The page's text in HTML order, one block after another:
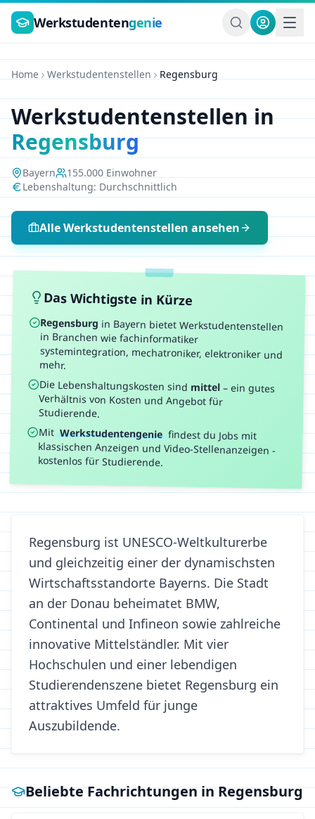
Zum Hauptinhalt springen
Werkstudentengenie
Home Werkstudentenstellen Regensburg
Werkstudentenstellen in
Regensburg
Bayern 155.000 Einwohner
Lebenshaltung: Durchschnittlich
Alle Werkstudentenstellen ansehen
Das Wichtigste in Kürze
Regensburg in Bayern bietet Werkstudentenstellen
in Branchen wiefachinformatiker
systemintegration, mechatroniker, elektronikerund
mehr.
Die Lebenshaltungskosten sind mittel– ein gutes
Verhältnis von Kosten und Angebot für
Studierende.
Mit Werkstudentengenie findest du Jobs mit
klassischen Anzeigen und Video-Stellenanzeigen -
kostenlos für Studierende.
Regensburg ist UNESCO-Weltkulturerbe
und gleichzeitig einer der dynamischsten
Wirtschaftsstandorte Bayerns. Die Stadt
an der Donau beheimatet BMW,
Continental und Infineon sowie zahlreiche
innovative Mittelständler. Mit vier
Hochschulen und einer lebendigen
Studierendenszene bietet Regensburg ein
attraktives Umfeld für junge
Auszubildende.
Beliebte Fachrichtungen inRegensburg